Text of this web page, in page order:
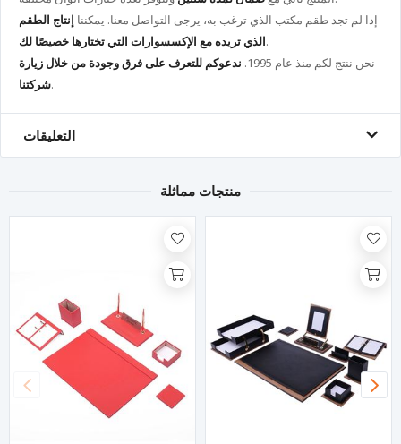
إذا لم تجد طقم مكتب الذي ترغب به، يرجى التواصل معنا. يمكننا إنتاج الطقم
الذي تريده مع الإكسسوارات التي تختارها خصيصًا لك.
نحن ننتج لكم منذ عام 1995.
ندعوكم للتعرف على فرق وجودة من خلال زيارة
شركتنا.
التعليقات
منتجات مماثلة